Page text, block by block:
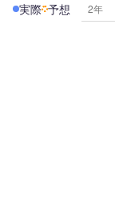
実際 予想 2年